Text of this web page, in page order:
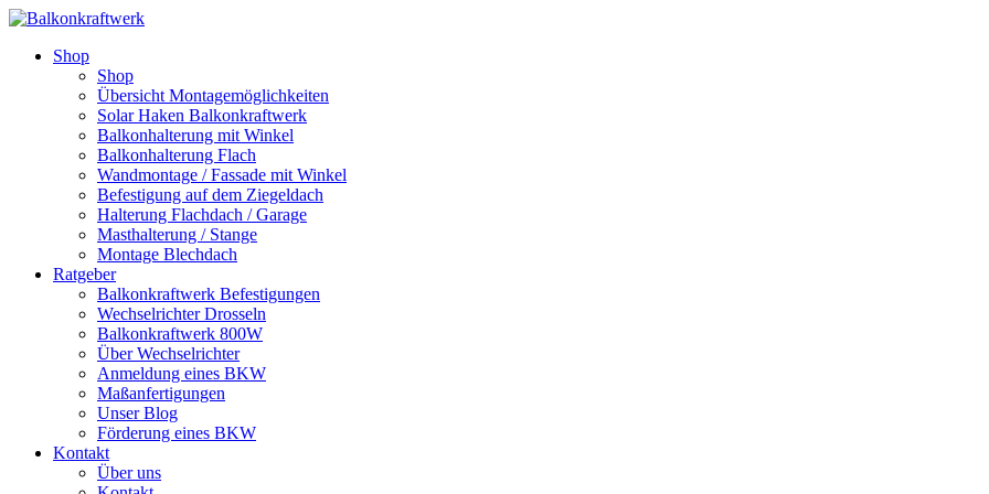
Shop
Shop
Übersicht Montagemöglichkeiten
Solar Haken Balkonkraftwerk
Balkonhalterung mit Winkel
Balkonhalterung Flach
Wandmontage / Fassade mit Winkel
Befestigung auf dem Ziegeldach
Halterung Flachdach / Garage
Masthalterung / Stange
Montage Blechdach
Ratgeber
Balkonkraftwerk Befestigungen
Wechselrichter Drosseln
Balkonkraftwerk 800W
Über Wechselrichter
Anmeldung eines BKW
Maßanfertigungen
Unser Blog
Förderung eines BKW
Kontakt
Über uns